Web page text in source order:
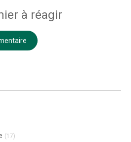
à réagir
(17)